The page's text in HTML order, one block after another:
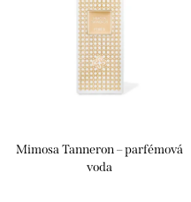
Mimosa Tanneron – parfémová
voda